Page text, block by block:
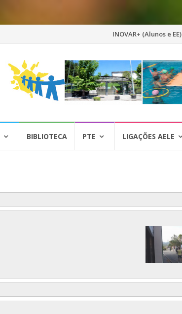
Skip
content
INOVAR+ (Alunos e EE)
BIBLIOTECA PTE LIGAÇÕES AELE